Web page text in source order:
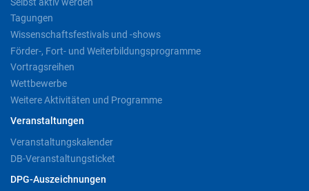
Tagungen
Wissenschaftsfestivals und -shows
Förder-, Fort- und Weiterbildungsprogramme
Vortragsreihen
Wettbewerbe
Weitere Aktivitäten und Programme
Veranstaltungen
Veranstaltungskalender
DB-Veranstaltungsticket
DPG-Auszeichnungen